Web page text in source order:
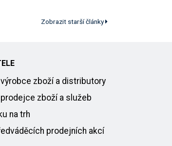
Zobrazit starší články
zboží a distributory
zboží a služeb
na trh
prodejních akcí